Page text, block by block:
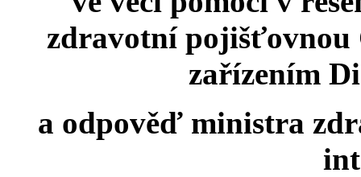
zdravotní pojišťovnou
zařízením
a odpověď ministra